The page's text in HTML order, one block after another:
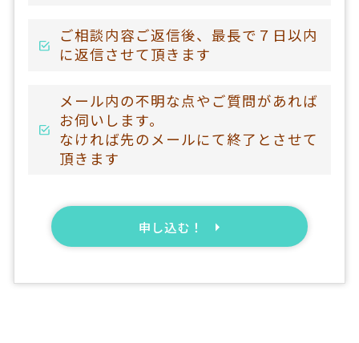
ご相談内容ご返信後、最長で７日以内
に返信させて頂きます
メール内の不明な点やご質問があれば
お伺いします。
なければ先のメールにて終了とさせて
頂きます
申し込む！